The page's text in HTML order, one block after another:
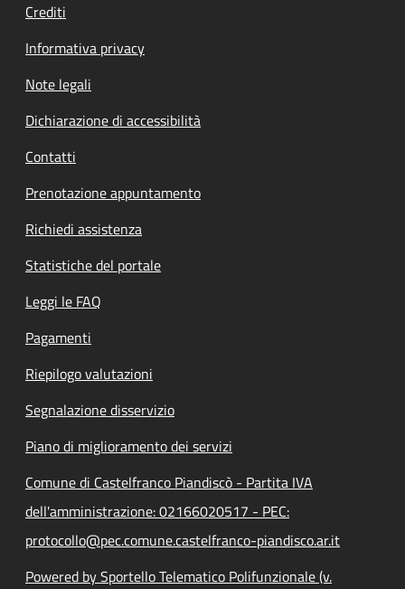
Crediti
Informativa privacy
Note legali
Dichiarazione di accessibilità
Contatti
Prenotazione appuntamento
Richiedi assistenza
Statistiche del portale
Leggi le FAQ
Pagamenti
Riepilogo valutazioni
Segnalazione disservizio
Piano di miglioramento dei servizi
Comune di Castelfranco Piandiscò - Partita IVA
dell'amministrazione: 02166020517 - PEC:
protocollo@pec.comune.castelfranco-piandisco.ar.it
Powered by Sportello Telematico Polifunzionale (v.